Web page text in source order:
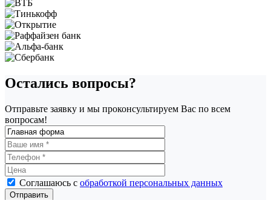
Остались вопросы?
Отправьте заявку и мы проконсультируем Вас по всем
вопросам!
Соглашаюсь с обработкой персональных данных